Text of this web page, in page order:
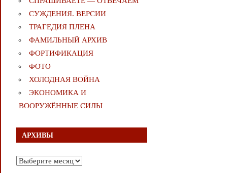
СУЖДЕНИЯ. ВЕРСИИ
ТРАГЕДИЯ ПЛЕНА
ФАМИЛЬНЫЙ АРХИВ
ФОРТИФИКАЦИЯ
ФОТО
ХОЛОДНАЯ ВОЙНА
ЭКОНОМИКА И
ВООРУЖЁННЫЕ СИЛЫ
АРХИВЫ
Архивы